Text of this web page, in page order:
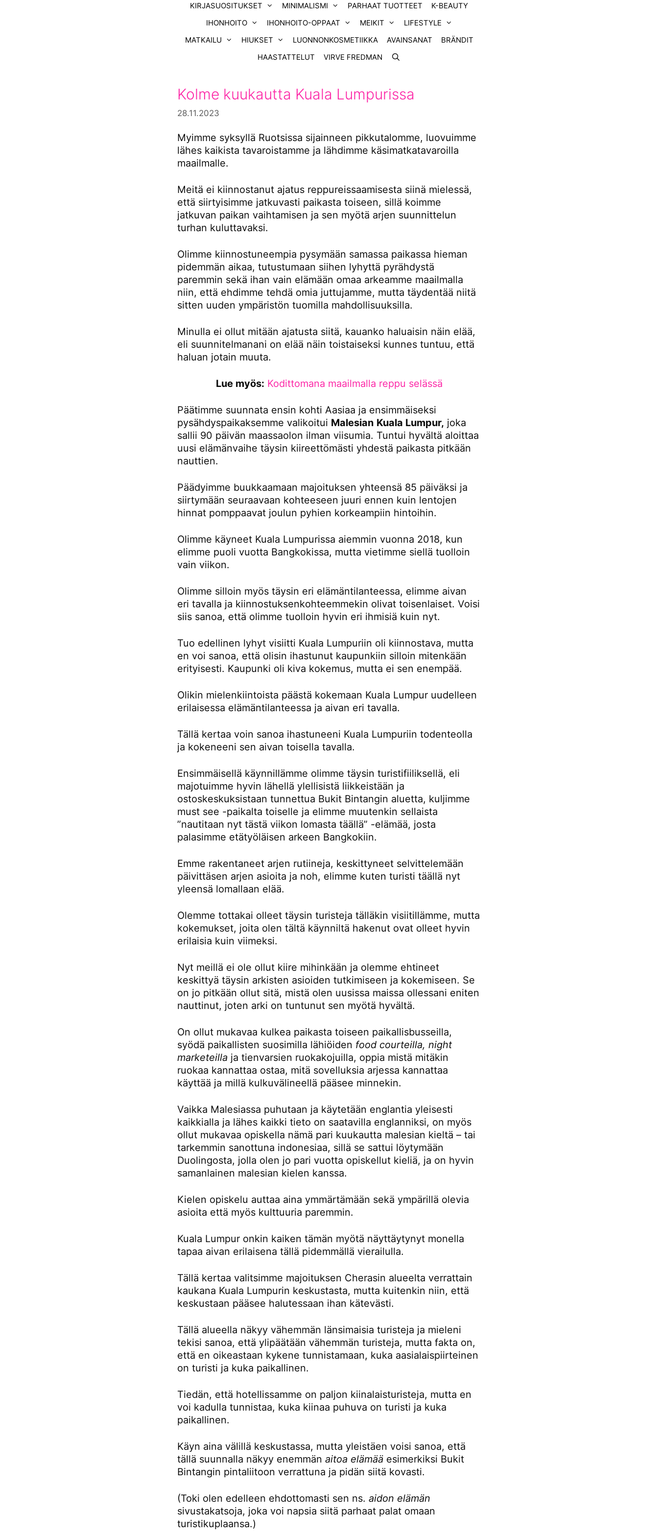
KIRJASUOSITUKSET MINIMALISMI PARHAAT TUOTTEET
K-BEAUTY
IHONHOITO
IHONHOITO-OPPAAT MEIKIT
LIFESTYLE
MATKAILU
HIUKSET LUONNONKOSMETIIKKA AVAINSANAT
BRÄNDIT
HAASTATTELUT
VIRVE FREDMAN
Kolme kuukautta Kuala Lumpurissa
28.11.2023
Myimme syksyllä Ruotsissa sijainneen pikkutalomme, luovuimme
lähes kaikista tavaroistamme ja lähdimme käsimatkatavaroilla
maailmalle.
Meitä ei kiinnostanut ajatus reppureissaamisesta siinä mielessä,
että siirtyisimme jatkuvasti paikasta toiseen, sillä koimme
jatkuvan paikan vaihtamisen ja sen myötä arjen suunnittelun
turhan kuluttavaksi.
Olimme kiinnostuneempia pysymään samassa paikassa hieman
pidemmän aikaa, tutustumaan siihen lyhyttä pyrähdystä
paremmin sekä ihan vain elämään omaa arkeamme maailmalla
niin, että ehdimme tehdä omia juttujamme, mutta täydentää niitä
sitten uuden ympäristön tuomilla mahdollisuuksilla.
Minulla ei ollut mitään ajatusta siitä, kauanko haluaisin näin elää,
eli suunnitelmanani on elää näin toistaiseksi kunnes tuntuu, että
haluan jotain muuta.
Lue myös: Kodittomana maailmalla reppu selässä
Päätimme suunnata ensin kohti Aasiaa ja ensimmäiseksi
pysähdyspaikaksemme valikoitui Malesian Kuala Lumpur, joka
sallii 90 päivän maassaolon ilman viisumia. Tuntui hyvältä aloittaa
uusi elämänvaihe täysin kiireettömästi yhdestä paikasta pitkään
nauttien.
Päädyimme buukkaamaan majoituksen yhteensä 85 päiväksi ja
siirtymään seuraavaan kohteeseen juuri ennen kuin lentojen
hinnat pomppaavat joulun pyhien korkeampiin hintoihin.
Olimme käyneet Kuala Lumpurissa aiemmin vuonna 2018, kun
elimme puoli vuotta Bangkokissa, mutta vietimme siellä tuolloin
vain viikon.
Olimme silloin myös täysin eri elämäntilanteessa, elimme aivan
eri tavalla ja kiinnostuksenkohteemmekin olivat toisenlaiset. Voisi
siis sanoa, että olimme tuolloin hyvin eri ihmisiä kuin nyt.
Tuo edellinen lyhyt visiitti Kuala Lumpuriin oli kiinnostava, mutta
en voi sanoa, että olisin ihastunut kaupunkiin silloin mitenkään
erityisesti. Kaupunki oli kiva kokemus, mutta ei sen enempää.
Olikin mielenkiintoista päästä kokemaan Kuala Lumpur uudelleen
erilaisessa elämäntilanteessa ja aivan eri tavalla.
Tällä kertaa voin sanoa ihastuneeni Kuala Lumpuriin todenteolla
ja kokeneeni sen aivan toisella tavalla.
Ensimmäisellä käynnillämme olimme täysin turistifiiliksellä, eli
majotuimme hyvin lähellä ylellisistä liikkeistään ja
ostoskeskuksistaan tunnettua Bukit Bintangin aluetta, kuljimme
must see -paikalta toiselle ja elimme muutenkin sellaista
”nautitaan nyt tästä viikon lomasta täällä” -elämää, josta
palasimme etätyöläisen arkeen Bangkokiin.
Emme rakentaneet arjen rutiineja, keskittyneet selvittelemään
päivittäsen arjen asioita ja noh, elimme kuten turisti täällä nyt
yleensä lomallaan elää.
Olemme tottakai olleet täysin turisteja tälläkin visiitillämme, mutta
kokemukset, joita olen tältä käynniltä hakenut ovat olleet hyvin
erilaisia kuin viimeksi.
Nyt meillä ei ole ollut kiire mihinkään ja olemme ehtineet
keskittyä täysin arkisten asioiden tutkimiseen ja kokemiseen. Se
on jo pitkään ollut sitä, mistä olen uusissa maissa ollessani eniten
nauttinut, joten arki on tuntunut sen myötä hyvältä.
On ollut mukavaa kulkea paikasta toiseen paikallisbusseilla,
syödä paikallisten suosimilla lähiöiden food courteilla, night
marketeilla ja tienvarsien ruokakojuilla, oppia mistä mitäkin
ruokaa kannattaa ostaa, mitä sovelluksia arjessa kannattaa
käyttää ja millä kulkuvälineellä pääsee minnekin.
Vaikka Malesiassa puhutaan ja käytetään englantia yleisesti
kaikkialla ja lähes kaikki tieto on saatavilla englanniksi, on myös
ollut mukavaa opiskella nämä pari kuukautta malesian kieltä – tai
tarkemmin sanottuna indonesiaa, sillä se sattui löytymään
Duolingosta, jolla olen jo pari vuotta opiskellut kieliä, ja on hyvin
samanlainen malesian kielen kanssa.
Kielen opiskelu auttaa aina ymmärtämään sekä ympärillä olevia
asioita että myös kulttuuria paremmin.
Kuala Lumpur onkin kaiken tämän myötä näyttäytynyt monella
tapaa aivan erilaisena tällä pidemmällä vierailulla.
Tällä kertaa valitsimme majoituksen Cherasin alueelta verrattain
kaukana Kuala Lumpurin keskustasta, mutta kuitenkin niin, että
keskustaan pääsee halutessaan ihan kätevästi.
Tällä alueella näkyy vähemmän länsimaisia turisteja ja mieleni
tekisi sanoa, että ylipäätään vähemmän turisteja, mutta fakta on,
että en oikeastaan kykene tunnistamaan, kuka aasialaispiirteinen
on turisti ja kuka paikallinen.
Tiedän, että hotellissamme on paljon kiinalaisturisteja, mutta en
voi kadulla tunnistaa, kuka kiinaa puhuva on turisti ja kuka
paikallinen.
Käyn aina välillä keskustassa, mutta yleistäen voisi sanoa, että
tällä suunnalla näkyy enemmän aitoa elämää esimerkiksi Bukit
Bintangin pintaliitoon verrattuna ja pidän siitä kovasti.
(Toki olen edelleen ehdottomasti sen ns. aidon elämän
sivustakatsoja, joka voi napsia siitä parhaat palat omaan
turistikuplaansa.)